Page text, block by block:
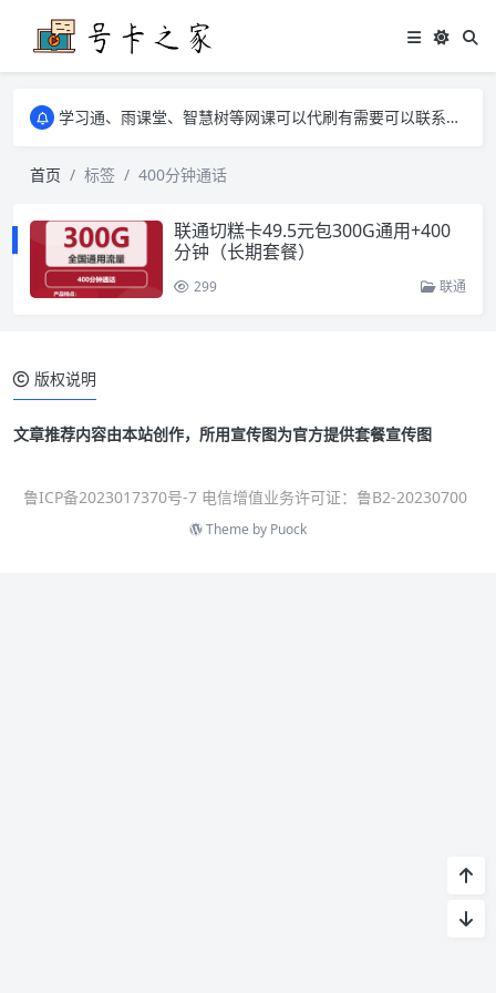
学习通、雨课堂、智慧树等网课可以代刷有需要可以联系邮箱i@tuzi.la
学习通、雨课堂、智慧树等网课可以代刷有需要可以联系邮箱i@tuzi.la
首页
标签 400分钟通话
联通切糕卡49.5元包300G通用+400
分钟（长期套餐）
299 联通
版权说明
文章推荐内容由本站创作，所用宣传图为官方提供套餐宣传图
鲁ICP备2023017370号-7 电信增值业务许可证：鲁B2-20230700
Theme by Puock